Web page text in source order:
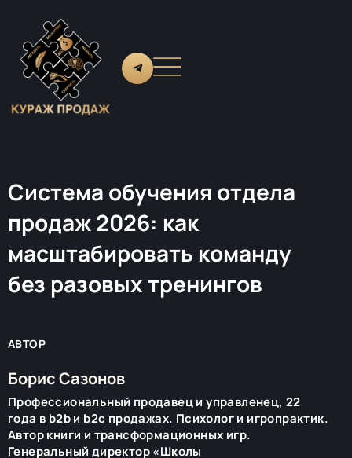
Система обучения отдела
продаж 2026: как
масштабировать команду
без разовых тренингов
АВТОР
Борис Сазонов
Профессиональный продавец и управленец, 22
года в b2b и b2c продажах. Психолог и игропрактик.
Автор книги и трансформационных игр.
Генеральный директор «Школы